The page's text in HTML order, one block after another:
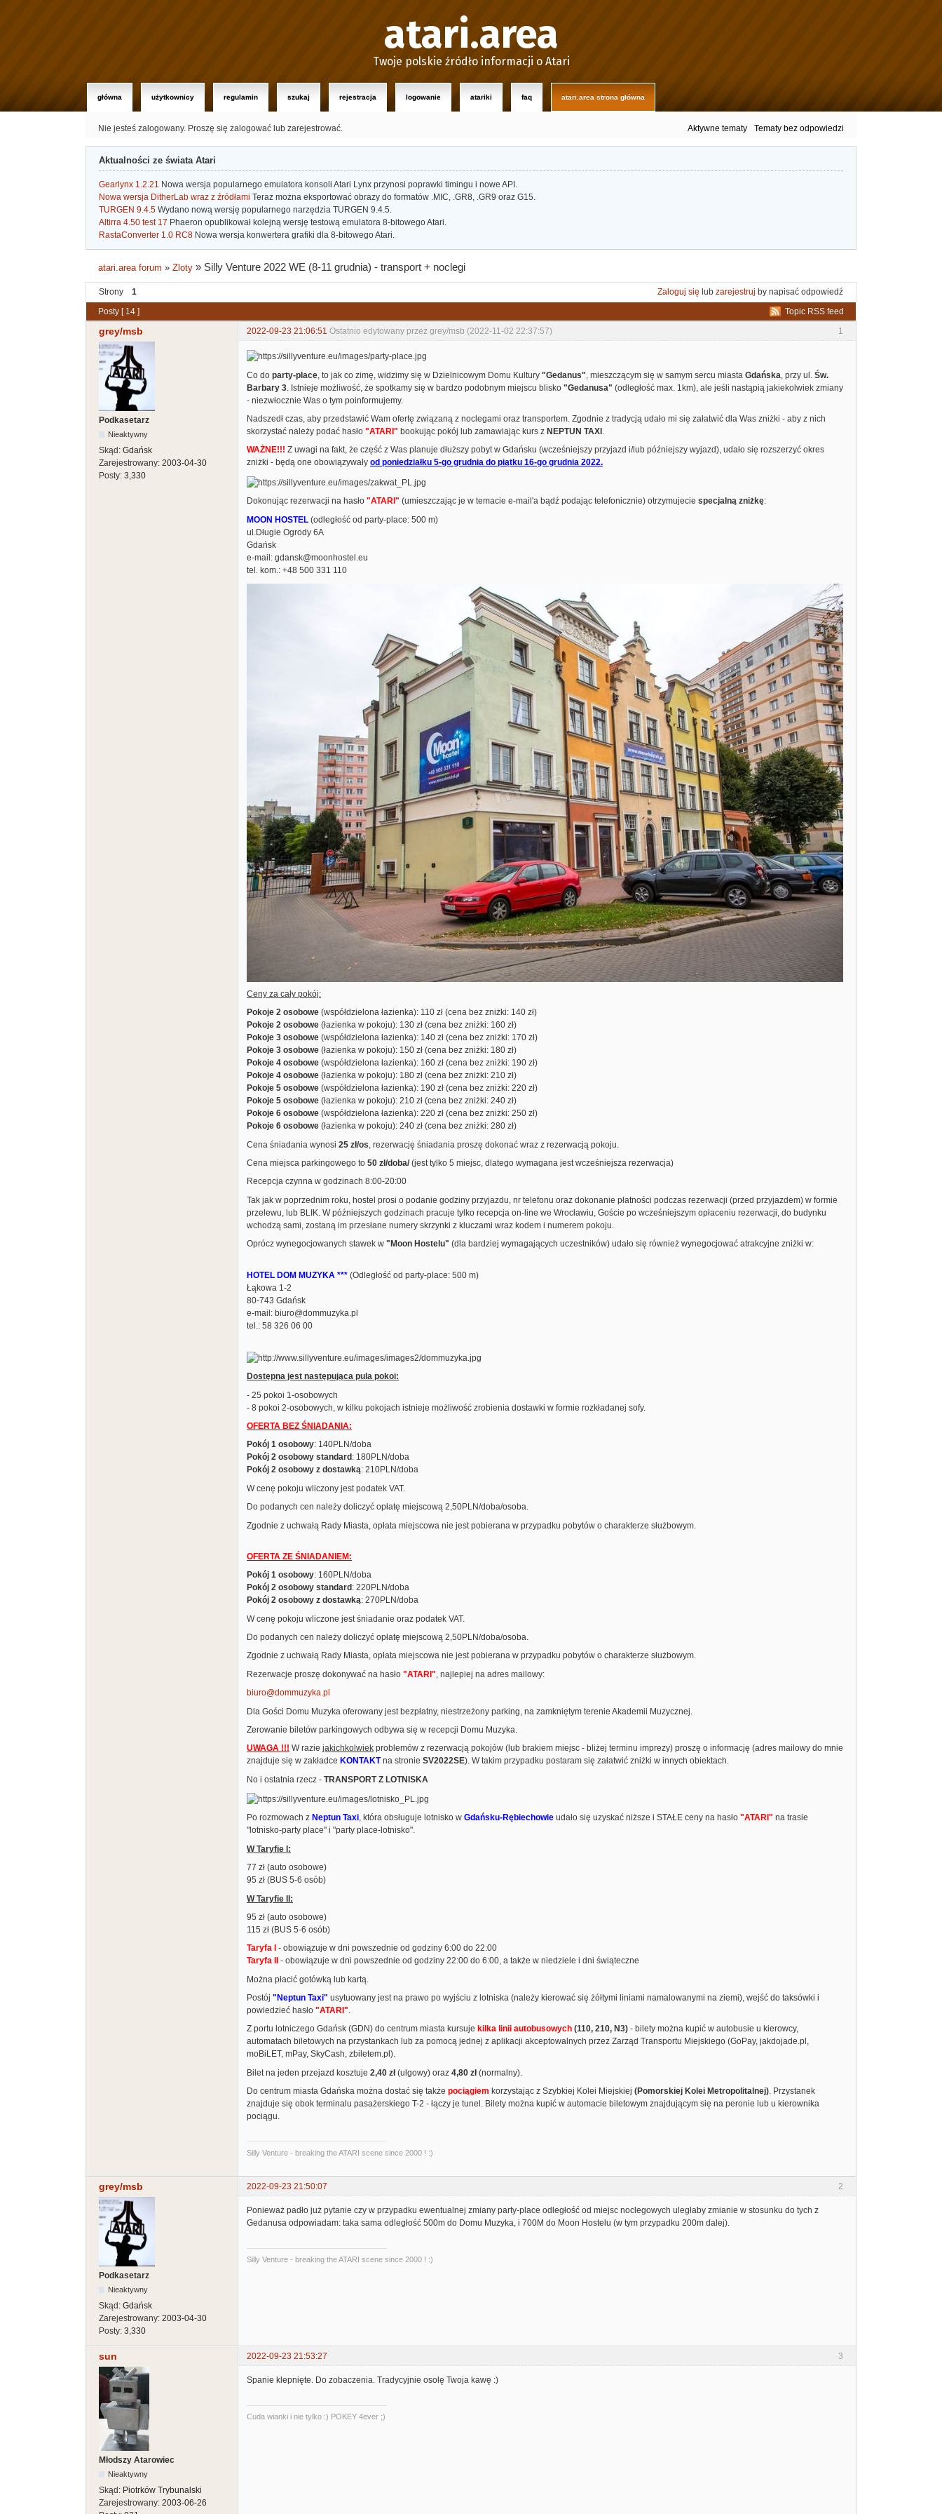
atari.area
Twoje polskie źródło informacji o Atari
główna użytkownicy regulamin szukaj rejestracja logowanie atariki faq atari.area strona główna
Nie jesteś zalogowany. Proszę się zalogować lub zarejestrować. Aktywne tematy Tematy bez odpowiedzi
Aktualności ze świata Atari
Gearlynx 1.2.21 Nowa wersja popularnego emulatora konsoli Atari Lynx przynosi poprawki timingu i nowe API.
Nowa wersja DitherLab wraz z źródłami Teraz można eksportować obrazy do formatów .MIC, .GR8, .GR9 oraz G15.
TURGEN 9.4.5 Wydano nową wersję popularnego narzędzia TURGEN 9.4.5.
Altirra 4.50 test 17 Phaeron opublikował kolejną wersję testową emulatora 8-bitowego Atari.
RastaConverter 1.0 RC8 Nowa wersja konwertera grafiki dla 8-bitowego Atari.
atari.area forum »Zloty » Silly Venture 2022 WE (8-11 grudnia) - transport + noclegi
Strony 1 Zaloguj się lub zarejestruj by napisać odpowiedź
Topic RSS feed
Posty [ 14 ]
1
grey/msb 2022-09-23 21:06:51 Ostatnio edytowany przez grey/msb (2022-11-02 22:37:57)
Podkasetarz
Nieaktywny
Skąd: Gdańsk
Zarejestrowany: 2003-04-30
Posty: 3,330
Co do party-place , to jak co zimę, widzimy się w Dzielnicowym Domu Kultury "Gedanus" , mieszczącym się w samym sercu miasta Gdańska , przy ul. Św.
Barbary 3 . Istnieje możliwość, że spotkamy się w bardzo podobnym miejscu blisko "Gedanusa" (odległość max. 1km), ale jeśli nastąpią jakiekolwiek zmiany
- niezwłocznie Was o tym poinformujemy.
Nadszedł czas, aby przedstawić Wam ofertę związaną z noclegami oraz transportem. Zgodnie z tradycją udało mi się załatwić dla Was zniżki - aby z nich
skorzystać należy podać hasło "ATARI" bookując pokój lub zamawiając kurs z NEPTUN TAXI .
WAŻNE!!! Z uwagi na fakt, że część z Was planuje dłuższy pobyt w Gdańsku (wcześniejszy przyjazd i/lub późniejszy wyjazd), udało się rozszerzyć okres
zniżki - będą one obowiązywały od poniedziałku 5-go grudnia do piątku 16-go grudnia 2022.
Dokonując rezerwacji na hasło "ATARI" (umieszczając je w temacie e-mail'a bądź podając telefonicznie) otrzymujecie specjalną zniżkę:
MOON HOSTEL (odległość od party-place: 500 m)
ul.Długie Ogrody 6A
Gdańsk
e-mail: gdansk@moonhostel.eu
tel. kom.: +48 500 331 110
Ceny za cały pokój:
Pokoje 2 osobowe (współdzielona łazienka): 110 zł (cena bez zniżki: 140 zł)
Pokoje 2 osobowe (łazienka w pokoju): 130 zł (cena bez zniżki: 160 zł)
Pokoje 3 osobowe (współdzielona łazienka): 140 zł (cena bez zniżki: 170 zł)
Pokoje 3 osobowe (łazienka w pokoju): 150 zł (cena bez zniżki: 180 zł)
Pokoje 4 osobowe (współdzielona łazienka): 160 zł (cena bez zniżki: 190 zł)
Pokoje 4 osobowe (łazienka w pokoju): 180 zł (cena bez zniżki: 210 zł)
Pokoje 5 osobowe (współdzielona łazienka): 190 zł (cena bez zniżki: 220 zł)
Pokoje 5 osobowe (łazienka w pokoju): 210 zł (cena bez zniżki: 240 zł)
Pokoje 6 osobowe (współdzielona łazienka): 220 zł (cena bez zniżki: 250 zł)
Pokoje 6 osobowe (łazienka w pokoju): 240 zł (cena bez zniżki: 280 zł)
Cena śniadania wynosi 25 zł/os , rezerwację śniadania proszę dokonać wraz z rezerwacją pokoju.
Cena miejsca parkingowego to 50 zł/doba/(jest tylko 5 miejsc, dlatego wymagana jest wcześniejsza rezerwacja)
Recepcja czynna w godzinach 8:00-20:00
Tak jak w poprzednim roku, hostel prosi o podanie godziny przyjazdu, nr telefonu oraz dokonanie płatności podczas rezerwacji (przed przyjazdem) w formie
przelewu, lub BLIK. W późniejszych godzinach pracuje tylko recepcja on-line we Wrocławiu, Goście po wcześniejszym opłaceniu rezerwacji, do budynku
wchodzą sami, zostaną im przesłane numery skrzynki z kluczami wraz kodem i numerem pokoju.
Oprócz wynegocjowanych stawek w "Moon Hostelu" (dla bardziej wymagających uczestników) udało się również wynegocjować atrakcyjne zniżki w:
HOTEL DOM MUZYKA *** (Odległość od party-place: 500 m)
Łąkowa 1-2
80-743 Gdańsk
e-mail: biuro@dommuzyka.pl
tel.: 58 326 06 00
Dostępna jest następująca pula pokoi:
- 25 pokoi 1-osobowych
- 8 pokoi 2-osobowych, w kilku pokojach istnieje możliwość zrobienia dostawki w formie rozkładanej sofy.
OFERTA BEZ ŚNIADANIA:
Pokój 1 osobowy: 140PLN/doba
Pokój 2 osobowy standard : 180PLN/doba
Pokój 2 osobowy z dostawką: 210PLN/doba
W cenę pokoju wliczony jest podatek VAT.
Do podanych cen należy doliczyć opłatę miejscową 2,50PLN/doba/osoba.
Zgodnie z uchwałą Rady Miasta, opłata miejscowa nie jest pobierana w przypadku pobytów o charakterze służbowym.
OFERTA ZE ŚNIADANIEM:
Pokój 1 osobowy: 160PLN/doba
Pokój 2 osobowy standard : 220PLN/doba
Pokój 2 osobowy z dostawką: 270PLN/doba
W cenę pokoju wliczone jest śniadanie oraz podatek VAT.
Do podanych cen należy doliczyć opłatę miejscową 2,50PLN/doba/osoba.
Zgodnie z uchwałą Rady Miasta, opłata miejscowa nie jest pobierana w przypadku pobytów o charakterze służbowym.
Rezerwacje proszę dokonywać na hasło "ATARI" , najlepiej na adres mailowy:
biuro@dommuzyka.pl
Dla Gości Domu Muzyka oferowany jest bezpłatny, niestrzeżony parking, na zamkniętym terenie Akademii Muzycznej.
Zerowanie biletów parkingowych odbywa się w recepcji Domu Muzyka.
UWAGA !!! W razie jakichkolwiek problemów z rezerwacją pokojów (lub brakiem miejsc - bliżej terminu imprezy) proszę o informację (adres mailowy do mnie
znajduje się w zakładce KONTAKTna stronie SV2022SE). W takim przypadku postaram się załatwić zniżki w innych obiektach.
No i ostatnia rzecz - TRANSPORT Z LOTNISKA
Po rozmowach z Neptun Taxi, która obsługuje lotnisko w Gdańsku-Rębiechowie udało się uzyskać niższe i STAŁE ceny na hasło "ATARI" na trasie
"lotnisko-party place" i "party place-lotnisko".
W Taryfie I:
77 zł (auto osobowe)
95 zł (BUS 5-6 osób)
W Taryfie II:
95 zł (auto osobowe)
115 zł (BUS 5-6 osób)
Taryfa I
- obowiązuje w dni powszednie od godziny 6:00 do 22:00
Taryfa II
- obowiązuje w dni powszednie od godziny 22:00 do 6:00, a także w niedziele i dni świąteczne
Można płacić gotówką lub kartą.
Postój "Neptun Taxi" usytuowany jest na prawo po wyjściu z lotniska (należy kierować się żółtymi liniami namalowanymi na ziemi), wejść do taksówki i
powiedzieć hasło "ATARI".
Z portu lotniczego Gdańsk (GDN) do centrum miasta kursuje kilka linii autobusowych (110, 210, N3) - bilety można kupić w autobusie u kierowcy,
automatach biletowych na przystankach lub za pomocą jednej z aplikacji akceptowalnych przez Zarząd Transportu Miejskiego (GoPay, jakdojade.pl,
moBiLET, mPay, SkyCash, zbiletem.pl).
Bilet na jeden przejazd kosztuje 2,40 zł(ulgowy) oraz 4,80 zł(normalny).
Do centrum miasta Gdańska można dostać się także pociągiem korzystając z Szybkiej Kolei Miejskiej (Pomorskiej Kolei Metropolitalnej). Przystanek
znajduje się obok terminalu pasażerskiego T-2 - łączy je tunel. Bilety można kupić w automacie biletowym znajdującym się na peronie lub u kierownika
pociągu.
Silly Venture - breaking the ATARI scene since 2000 ! :)
2
grey/msb 2022-09-23 21:50:07
Podkasetarz
Nieaktywny
Skąd: Gdańsk
Zarejestrowany: 2003-04-30
Posty: 3,330
Ponieważ padło już pytanie czy w przypadku ewentualnej zmiany party-place odległość od miejsc noclegowych uległaby zmianie w stosunku do tych z
Gedanusa odpowiadam: taka sama odległość 500m do Domu Muzyka, i 700M do Moon Hostelu (w tym przypadku 200m dalej).
Silly Venture - breaking the ATARI scene since 2000 ! :)
3
sun 2022-09-23 21:53:27
Młodszy Atarowiec
Nieaktywny
Skąd: Piotrków Trybunalski
Zarejestrowany: 2003-06-26
Spanie klepnięte. Do zobaczenia. Tradycyjnie osolę Twoja kawę :)
Cuda wianki i nie tylko :) POKEY 4ever ;)